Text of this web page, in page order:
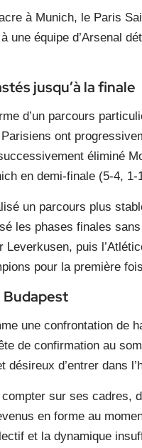
à Munich, le Paris
une équipe d’Arsenal
jusqu’à la finale
d’un parcours
ont
éliminé
en demi-finale (5-4,
un parcours plus
les phases finales
Leverkusen, puis
pour la première
Budapest
une confrontation de
de confirmation au
désireux d’entrer dans
sur ses cadres,
en forme au
et la dynamique